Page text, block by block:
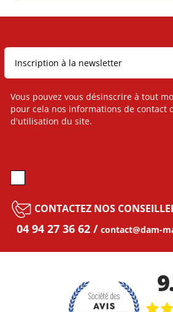
Vous pouvez vous désinscrire à tout
pour cela nos informations de contact
d'utilisation du site.
CONTACTEZ NOS
04 94 27 36 62 contact@dam-